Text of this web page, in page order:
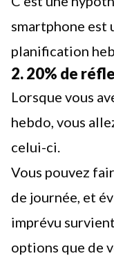
smartphone est
planification
2. 20% de
Lorsque vous
hebdo, vous
celui-ci.
Vous pouvez
de journée, et
imprévu
options que de